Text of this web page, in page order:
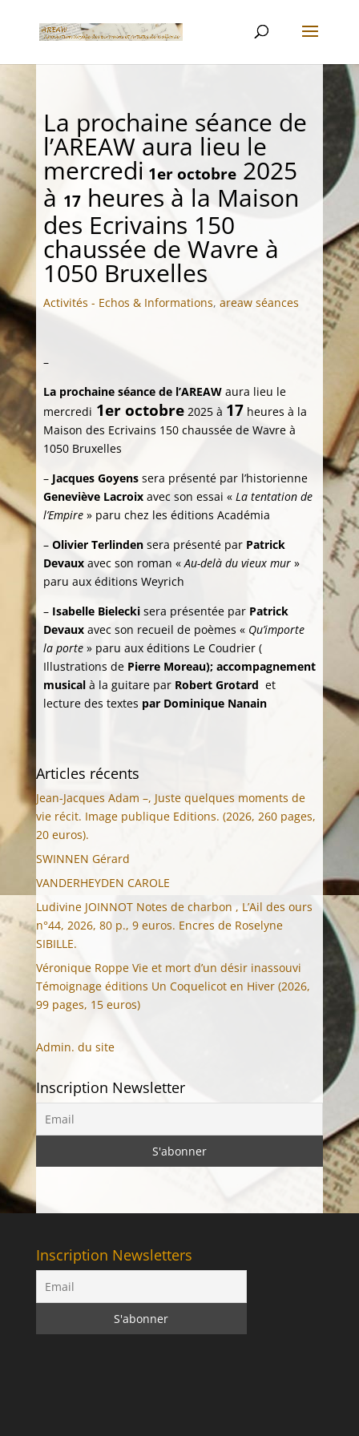
La prochaine séance de
l’AREAW aura lieu le
mercredi 1er octobre 2025
à 17heures à la Maison
des Ecrivains 150
chaussée de Wavre à
1050 Bruxelles
Activités - Echos & Informations, areaw séances
–
La prochaine séance de l’AREAWaura lieu le
mercredi 1er octobre 2025 à 17heures à la
Maison des Ecrivains 150 chaussée de Wavre à
1050 Bruxelles
– Jacques Goyenssera présenté par l’historienne
Geneviève Lacroixavec son essai « La tentation de
l’Empire» paru chez les éditions Académia
– Olivier Terlindensera présenté par Patrick
Devauxavec son roman «Au-delà du vieux mur»
paru aux éditions Weyrich
–Isabelle Bieleckisera présentée par Patrick
Devauxavec son recueil de poèmes « Qu’importe
la porte» paru aux éditions Le Coudrier (
Illustrations dePierre Moreau); accompagnement
musical à la guitare parRobert Grotard et
lecture des textes par Dominique Nanain
Articles récents
Jean-Jacques Adam –, Juste quelques moments de
vie récit. Image publique Editions. (2026, 260 pages,
20 euros).
SWINNEN Gérard
VANDERHEYDEN CAROLE
Ludivine JOINNOT Notes de charbon , L’Ail des ours
n°44, 2026, 80 p., 9 euros. Encres de Roselyne
SIBILLE.
Véronique Roppe Vie et mort d’un désir inassouvi
Témoignage éditions Un Coquelicot en Hiver (2026,
99 pages, 15 euros)
Admin. du site
Inscription Newsletter
Inscription Newsletters